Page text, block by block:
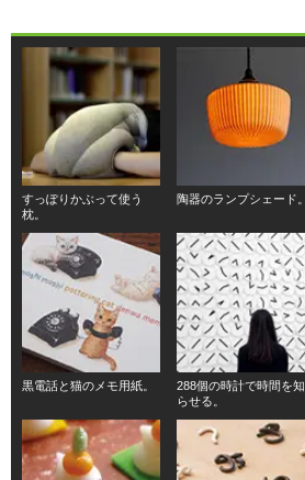
すっぽりかぶって使う
枕。
陶器のランプシェード。
黒電話と猫のメモ用紙。
288個の時計で時間を知
らせる。